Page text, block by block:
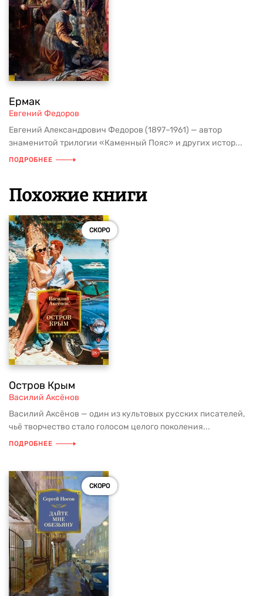
Ермак
Евгений Федоров
Евгений Александрович Федоров (1897–1961) — автор
знаменитой трилогии «Каменный Пояс» и других истор...
ПОДРОБНЕЕ
Похожие книги
СКОРО
Остров Крым
Василий Аксёнов
Василий Аксёнов — один из культовых русских писателей,
чьё творчество стало голосом целого поколения...
ПОДРОБНЕЕ
СКОРО